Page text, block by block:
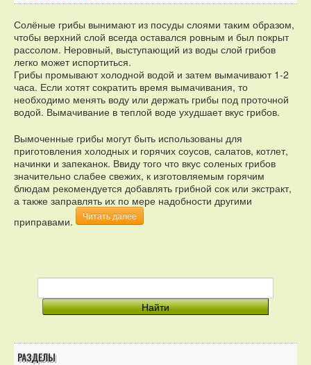
Солёные грибы вынимают из посуды слоями таким образом,
чтобы верхний слой всегда оставался ровным и был покрыт
рассолом. Неровный, выступающий из воды слой грибов
легко может испортиться.
Грибы промывают холодной водой и затем вымачивают 1-2
часа. Если хотят сократить время вымачивания, то
необходимо менять воду или держать грибы под проточной
водой. Вымачивание в теплой воде ухудшает вкус грибов.
Вымоченные грибы могут быть использованы для
приготовления холодных и горячих соусов, салатов, котлет,
начинки и запеканок. Ввиду того что вкус соленых грибов
значительно слабее свежих, к изготовляемым горячим
блюдам рекомендуется добавлять грибной сок или экстракт,
а также заправлять их по мере надобности другими
приправами.
Читать далее
РАЗДЕЛЫ